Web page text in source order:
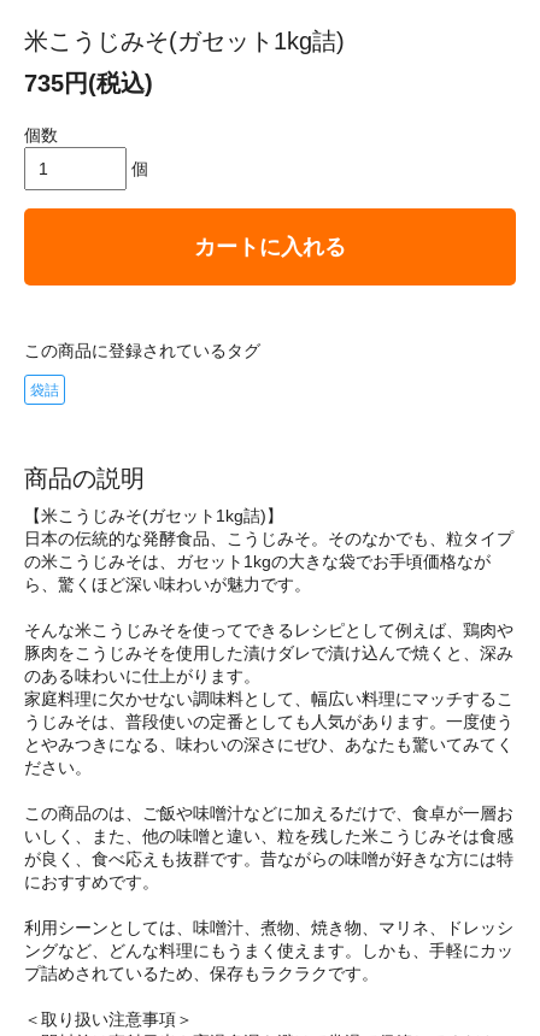
米こうじみそ(ガセット1kg詰)
735円(税込)
個数
個
カートに入れる
この商品に登録されているタグ
袋詰
商品の説明
【米こうじみそ(ガセット1kg詰)】
日本の伝統的な発酵食品、こうじみそ。そのなかでも、粒タイプ
の米こうじみそは、ガセット1kgの大きな袋でお手頃価格なが
ら、驚くほど深い味わいが魅力です。
そんな米こうじみそを使ってできるレシピとして例えば、鶏肉や
豚肉をこうじみそを使用した漬けダレで漬け込んで焼くと、深み
のある味わいに仕上がります。
家庭料理に欠かせない調味料として、幅広い料理にマッチするこ
うじみそは、普段使いの定番としても人気があります。一度使う
とやみつきになる、味わいの深さにぜひ、あなたも驚いてみてく
ださい。
この商品のは、ご飯や味噌汁などに加えるだけで、食卓が一層お
いしく、また、他の味噌と違い、粒を残した米こうじみそは食感
が良く、食べ応えも抜群です。昔ながらの味噌が好きな方には特
におすすめです。
利用シーンとしては、味噌汁、煮物、焼き物、マリネ、ドレッシ
ングなど、どんな料理にもうまく使えます。しかも、手軽にカッ
プ詰めされているため、保存もラクラクです。
＜取り扱い注意事項＞